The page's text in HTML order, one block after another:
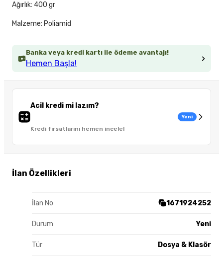
Banka veya kredi kartı ile ödeme avantajı!
Hemen Başla!
Acil kredi mi lazım?
Kredi fırsatlarını hemen incele!
Yeni
İlan Özellikleri
İlan No 1671924252
Durum Yeni
Tür Dosya & Klasör
Ağırlık: 400 gr
Malzeme: Poliamid